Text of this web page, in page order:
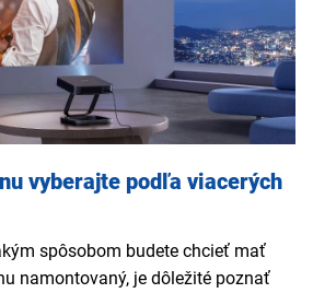
či poličku.
vyberajte podľa viacerých
spôsobom budete chcieť mať
namontovaný, je dôležité poznať